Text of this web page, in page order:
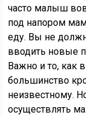
часто малыш
под напором
еду. Вы не
вводить новые
Важно и то, как
большинство
неизвестному.
осуществлять